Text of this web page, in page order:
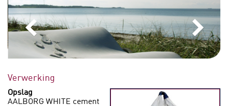
Verwerking
Opslag
AALBORG WHITE cement